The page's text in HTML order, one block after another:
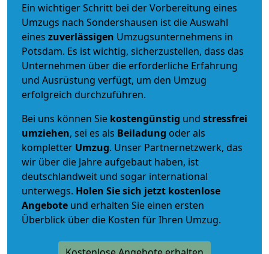
Ein wichtiger Schritt bei der Vorbereitung eines
Umzugs nach Sondershausen ist die Auswahl
eines zuverlässigen Umzugsunternehmens in
Potsdam. Es ist wichtig, sicherzustellen, dass das
Unternehmen über die erforderliche Erfahrung
und Ausrüstung verfügt, um den Umzug
erfolgreich durchzuführen.
Bei uns können Sie kostengünstig und stressfrei
umziehen, sei es als Beiladung oder als
kompletter Umzug. Unser Partnernetzwerk, das
wir über die Jahre aufgebaut haben, ist
deutschlandweit und sogar international
unterwegs. Holen Sie sich jetzt kostenlose
Angebote und erhalten Sie einen ersten
Überblick über die Kosten für Ihren Umzug.